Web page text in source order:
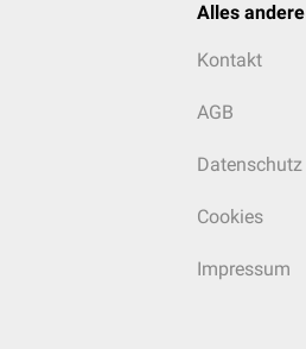
Alles andere
Kontakt
AGB
Datenschutz
Cookies
Impressum